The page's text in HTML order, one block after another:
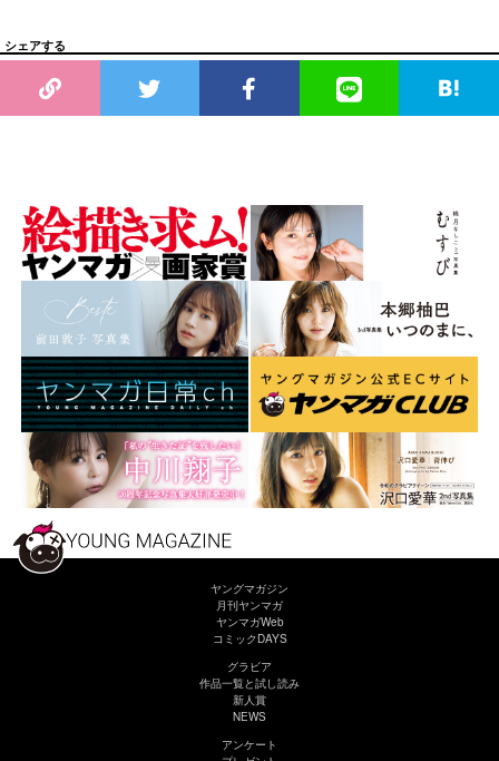
シェアする
ヤングマガジン
月刊ヤンマガ
ヤンマガWeb
コミックDAYS
グラビア
作品一覧と試し読み
新人賞
NEWS
アンケート